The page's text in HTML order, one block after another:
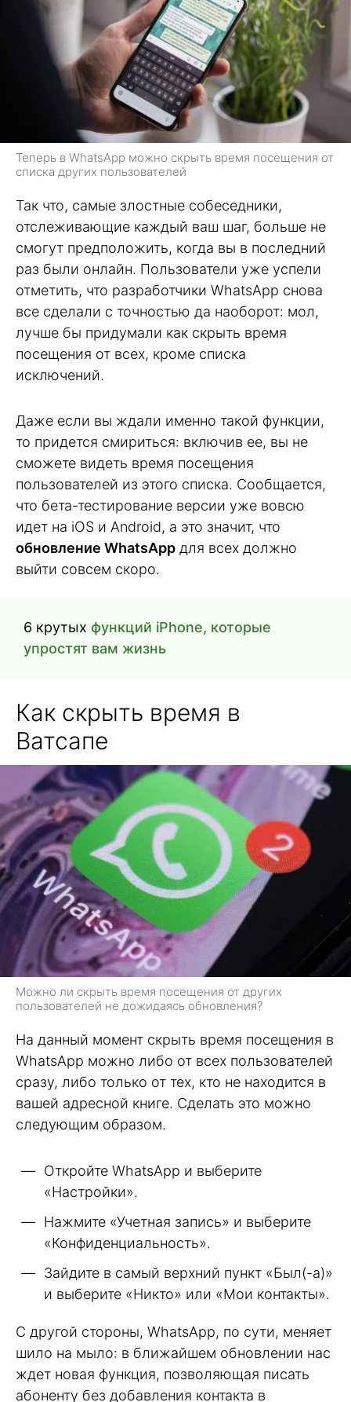
Теперь в WhatsApp можно скрыть время посещения от
списка других пользователей
Так что, самые злостные собеседники,
отслеживающие каждый ваш шаг, больше не
смогут предположить, когда вы в последний
раз были онлайн. Пользователи уже успели
отметить, что разработчики WhatsApp снова
все сделали с точностью да наоборот: мол,
лучше бы придумали как скрыть время
посещения от всех, кроме списка
исключений.
Даже если вы ждали именно такой функции,
то придется смириться: включив ее, вы не
сможете видеть время посещения
пользователей из этого списка. Сообщается,
что бета-тестирование версии уже вовсю
идет на iOS и Android, а это значит, что
обновление WhatsApp для всех должно
выйти совсем скоро.
6 крутых функций iPhone, которые
упростят вам жизнь
Как скрыть время в
Ватсапе
Можно ли скрыть время посещения от других
пользователей не дожидаясь обновления?
На данный момент скрыть время посещения в
WhatsApp можно либо от всех пользователей
сразу, либо только от тех, кто не находится в
вашей адресной книге. Сделать это можно
следующим образом.
Откройте WhatsApp и выберите
«Настройки».
Нажмите «Учетная запись» и выберите
«Конфиденциальность».
Зайдите в самый верхний пункт «Был(-а)»
и выберите «Никто» или «Мои контакты».
С другой стороны, WhatsApp, по сути, меняет
шило на мыло: в ближайшем обновлении нас
ждет новая функция, позволяющая писать
абоненту без добавления контакта в